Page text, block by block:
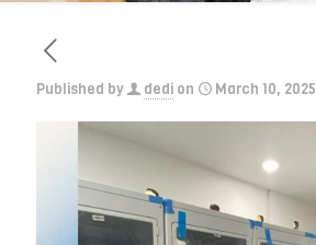
Published by dedi on March 10, 2025